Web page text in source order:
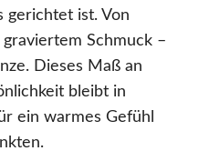
gerichtet ist. Von
Schmuck –
Dieses Maß an
bleibt in
ein warmes Gefühl